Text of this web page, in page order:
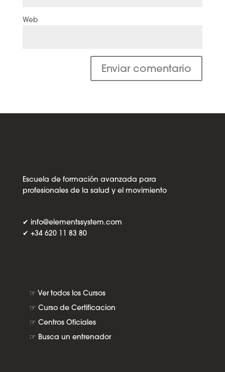
Web
Escuela de formación avanzada para
profesionales de la salud y el movimiento
✔ info@elementssystem.com
✔ +34 620 11 83 80
☞ Ver todos los Cursos
☞ Curso de Certificacion
☞ Centros Oficiales
☞ Busca un entrenador